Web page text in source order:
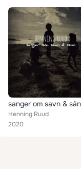
sanger om savn &
Henning Ruud
2020